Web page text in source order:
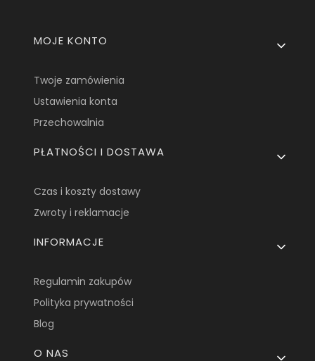
Linki w stopce
MOJE KONTO
Twoje zamówienia
Ustawienia konta
Przechowalnia
PŁATNOŚCI I DOSTAWA
Czas i koszty dostawy
Zwroty i reklamacje
INFORMACJE
Regulamin zakupów
Polityka prywatności
Blog
O NAS